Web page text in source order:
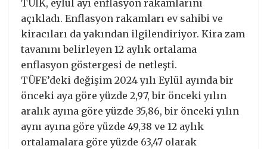
TÜİK, eylül ayı enflasyon rakamlarını
açıkladı. Enflasyon rakamları ev sahibi ve
kiracıları da yakından ilgilendiriyor. Kira zam
tavanını belirleyen 12 aylık ortalama
enflasyon göstergesi de netleşti.
TÜFE’deki değişim 2024 yılı Eylül ayında bir
önceki aya göre yüzde 2,97, bir önceki yılın
aralık ayına göre yüzde 35,86, bir önceki yılın
aynı ayına göre yüzde 49,38 ve 12 aylık
ortalamalara göre yüzde 63,47 olarak